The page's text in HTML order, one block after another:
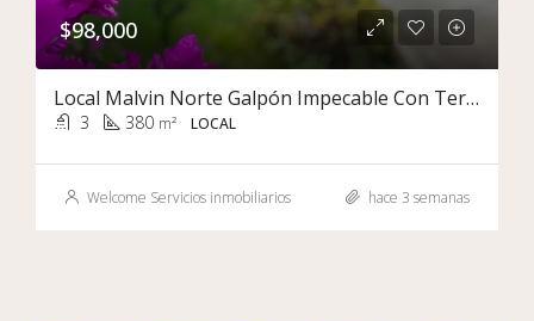
$98,000
Local Malvin Norte Galpón Impecable Con Terreno
3 380 m² LOCAL
Welcome Servicios inmobiliarios hace 3 semanas